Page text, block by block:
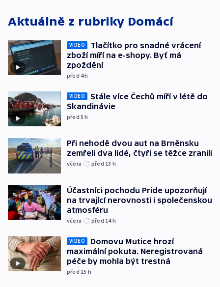
Aktuálně z rubriky Domácí
VIDEO
Tlačítko pro snadné vrácení
zboží míří na e-shopy. Byť má
zpoždění
před 4h
VIDEO
Stále více Čechů míří v létě do
Skandinávie
před 5h
Při nehodě dvou aut na Brněnsku
zemřeli dva lidé, čtyři se těžce zranili
včera před 13 h
Účastníci pochodu Pride upozorňují
na trvající nerovnosti i společenskou
atmosféru
včera před 14h
VIDEO
Domovu Mutice hrozí
maximální pokuta. Neregistrovaná
péče by mohla být trestná
před 15 h